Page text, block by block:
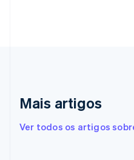
Mais artigos
Ver todos os artigos
Eslováquia
English
Eslovênia